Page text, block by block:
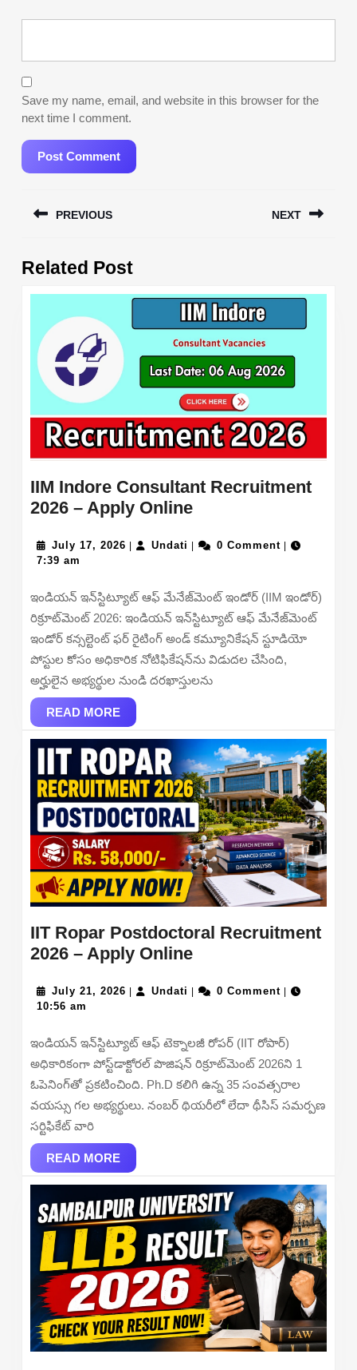
Save my name, email, and website in this browser for the
next time I comment.
navigation
PREVIOUS
post:
NEXT
Related Post
IIM Indore Consultant Recruitment
2026 – Apply OnlineIIM
Consultant
2026
–
Apply
Online
July 17, 2026 July
Undati Undati0 Comment
7:39 am
ఇండియన్ ఇన్‌స్టిట్యూట్ ఆఫ్ మేనేజ్‌మెంట్ ఇండోర్ (IIM ఇండోర్)
రిక్రూట్‌మెంట్ 2026: ఇండియన్ ఇన్‌స్టిట్యూట్ ఆఫ్ మేనేజ్‌మెంట్
ఇండోర్ కన్సల్టెంట్ ఫర్ రైటింగ్ అండ్ కమ్యూనికేషన్ స్టూడియో
పోస్టుల కోసం అధికారిక నోటిఫికేషన్‌ను విడుదల చేసింది,
అర్హులైన అభ్యర్థుల నుండి దరఖాస్తులను
READ MOREREAD
MORE
IIT Ropar Postdoctoral Recruitment
2026 – Apply OnlineIIT
Postdoctoral
2026
–
Apply
Online
July 21, 2026 July
| Undati Undati
| 0 Comment |
10:56 am
ఇండియన్ ఇన్‌స్టిట్యూట్ ఆఫ్ టెక్నాలజీ రోపర్ (IIT రోపార్)
అధికారికంగా పోస్ట్‌డాక్టోరల్ పొజిషన్ రిక్రూట్‌మెంట్ 2026ని 1
ఓపెనింగ్‌తో ప్రకటించింది. Ph.D కలిగి ఉన్న 35 సంవత్సరాల
వయస్సు గల అభ్యర్థులు. నంబర్ థియరీలో లేదా థీసిస్ సమర్పణ
సర్టిఫికేట్ వారి
READ MOREREAD
MORE